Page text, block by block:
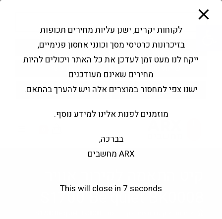
פתח סרגל נגישות
Products
search
החשבון שלי בקשה להצעה
S1700 Be quiet BK0008
לקוחות יקרים, ישנן עליות מחירים תכופות
בזיכרונות כרטיסי מסך וכונני אחסון פנימיים,
ייקח לנו מעט זמן לעדכן את כל האתר ויכולים להיות
מחירים שאינם מעודכנים
ישנו צפי למחסור במוצרים אלה ויש להערך בהתאם.
מוזמנים לפנות אלינו למידע נוסף.
בברכה,
ARX מחשבים
This will close in 6 seconds